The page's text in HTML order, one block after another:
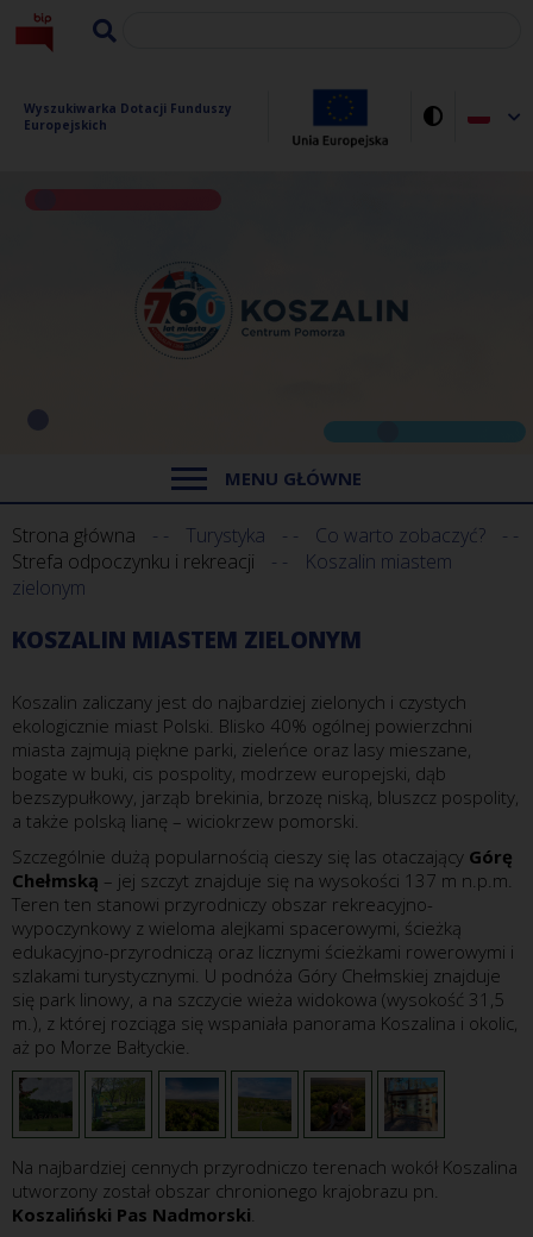
Wyszukiwarka Dotacji Funduszy
Europejskich
MENU GŁÓWNE
Strona główna Turystyka
Co warto zobaczyć?
Strefa odpoczynku i rekreacji
Koszalin miastem
zielonym
KOSZALIN MIASTEM ZIELONYM
Koszalin zaliczany jest do najbardziej zielonych i czystych
ekologicznie miast Polski. Blisko 40% ogólnej powierzchni
miasta zajmują piękne parki, zieleńce oraz lasy mieszane,
bogate w buki, cis pospolity, modrzew europejski, dąb
bezszypułkowy, jarząb brekinia, brzozę niską, bluszcz pospolity,
a także polską lianę – wiciokrzew pomorski.
Szczególnie dużą popularnością cieszy się las otaczający Górę
Chełmską – jej szczyt znajduje się na wysokości 137 m n.p.m.
Teren ten stanowi przyrodniczy obszar rekreacyjno-
wypoczynkowy z wieloma alejkami spacerowymi, ścieżką
edukacyjno-przyrodniczą oraz licznymi ścieżkami rowerowymi i
szlakami turystycznymi. U podnóża Góry Chełmskiej znajduje
się park linowy, a na szczycie wieża widokowa (wysokość 31,5
m.), z której rozciąga się wspaniała panorama Koszalina i okolic,
aż po Morze Bałtyckie.
Na najbardziej cennych przyrodniczo terenach wokół Koszalina
utworzony został obszar chronionego krajobrazu pn.
Koszaliński Pas Nadmorski.